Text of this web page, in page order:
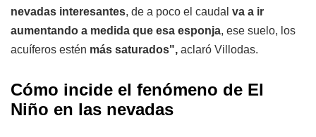
nevadas interesantes, de a poco el caudal va a ir
aumentando a medida que esa esponja, ese suelo, los
acuíferos estén más saturados", aclaró Villodas.
Cómo incide el fenómeno de El
Niño en las nevadas